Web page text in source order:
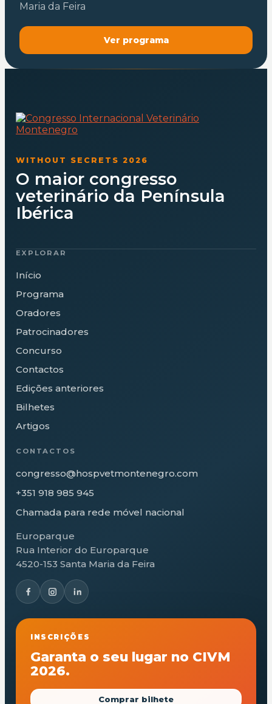
Maria da Feira
Ver programa
WITHOUT SECRETS 2026
O maior congresso
veterinário da Península
Ibérica
EXPLORAR
Início
Programa
Oradores
Patrocinadores
Concurso
Contactos
Edições anteriores
Bilhetes
Artigos
CONTACTOS
congresso@hospvetmontenegro.com
+351 918 985 945
Chamada para rede móvel nacional
Europarque
Rua Interior do Europarque
4520-153 Santa Maria da Feira
INSCRIÇÕES
Garanta o seu lugar no CIVM
2026.
Comprar bilhete